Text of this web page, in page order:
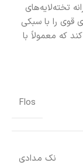
تخته‌لایه‌های
قوی را با سبکی
که معمولاً با
Flos
نک مدادی